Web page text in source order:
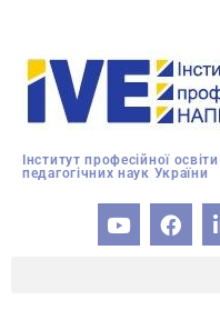
Інститут професійної
педагогічних наук України